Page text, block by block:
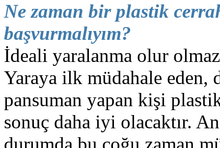
Ne zaman bir plastik
başvurmalıyım?
İdeali yaralanma olur
Yaraya ilk müdahale eden,
pansuman yapan kişi
sonuç daha iyi olacaktır.